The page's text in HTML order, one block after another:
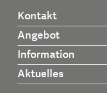
Kontakt
Angebot
Information
Aktuelles